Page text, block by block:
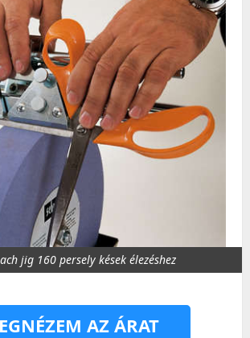
jig 160 persely kések élezéshez
AZ ÁRAT